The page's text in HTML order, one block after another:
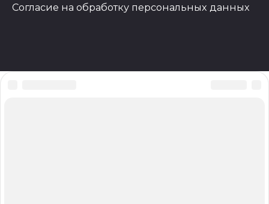
Согласие на обработку персональных данных